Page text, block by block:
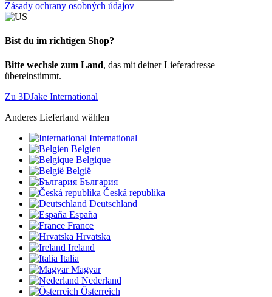
Zásady ochrany osobných údajov
Bist du im richtigen Shop?
Bitte wechsle zum Land, das mit deiner Lieferadresse
übereinstimmt.
Zu 3DJake International
Anderes Lieferland wählen
International
Belgien
Belgique
België
България
Česká republika
Deutschland
España
France
Hrvatska
Ireland
Italia
Magyar
Nederland
Österreich